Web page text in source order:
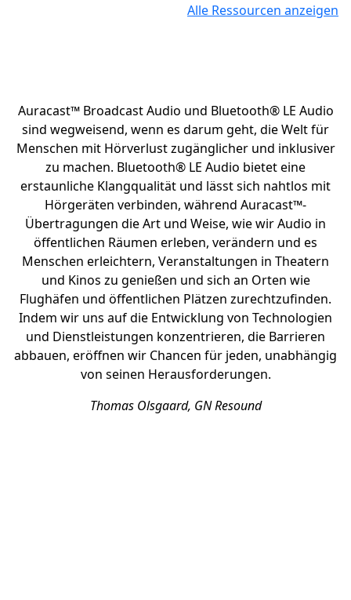
Alle Ressourcen anzeigen
Auracast™ Broadcast Audio und Bluetooth® LE Audio
sind wegweisend, wenn es darum geht, die Welt für
Menschen mit Hörverlust zugänglicher und inklusiver
zu machen. Bluetooth® LE Audio bietet eine
erstaunliche Klangqualität und lässt sich nahtlos mit
Hörgeräten verbinden, während Auracast™-
Übertragungen die Art und Weise, wie wir Audio in
öffentlichen Räumen erleben, verändern und es
Menschen erleichtern, Veranstaltungen in Theatern
und Kinos zu genießen und sich an Orten wie
Flughäfen und öffentlichen Plätzen zurechtzufinden.
Indem wir uns auf die Entwicklung von Technologien
und Dienstleistungen konzentrieren, die Barrieren
abbauen, eröffnen wir Chancen für jeden, unabhängig
von seinen Herausforderungen.
Thomas Olsgaard, GN Resound